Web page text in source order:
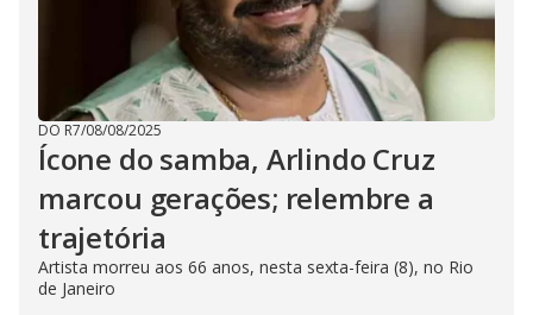
DO R7/08/08/2025
Ícone do samba, Arlindo Cruz
marcou gerações; relembre a
trajetória
Artista morreu aos 66 anos, nesta sexta-feira (8), no Rio
de Janeiro